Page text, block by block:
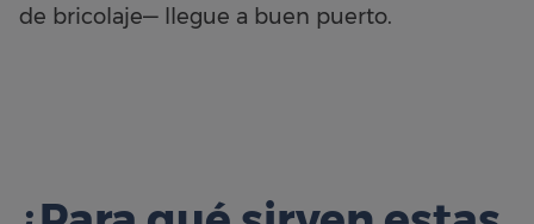
de bricolaje— llegue a buen puerto.